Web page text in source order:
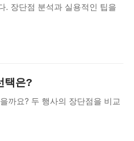
. 장단점 분석과 실용적인 팁을
택은?
까요? 두 행사의 장단점을 비교